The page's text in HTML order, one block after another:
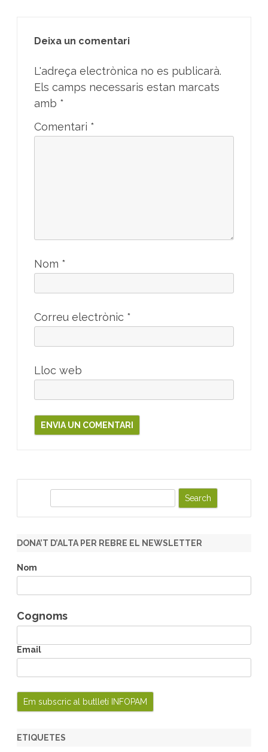
Deixa un comentari
L'adreça electrònica no es publicarà.
Els camps necessaris estan marcats
amb *
Comentari *
Nom *
Correu electrònic *
Lloc web
r
h
DONA’T D’ALTA PER REBRE EL NEWSLETTER
Nom
Cognoms
Email
ETIQUETES